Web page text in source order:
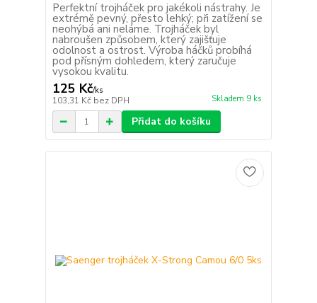
Perfektní trojháček pro jakékoli nástrahy. Je
extrémě pevný, přesto lehký; při zatížení se
neohýbá ani neláme. Trojháček byl
nabroušen způsobem, který zajišťuje
odolnost a ostrost. Výroba háčků probíhá
pod přísným dohledem, který zaručuje
vysokou kvalitu.
125 Kč/ks
103,31 Kč bez DPH Skladem 9 ks
Přidat do košíku